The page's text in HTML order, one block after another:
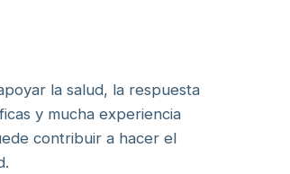
la salud, la respuesta
y mucha experiencia
contribuir a hacer el